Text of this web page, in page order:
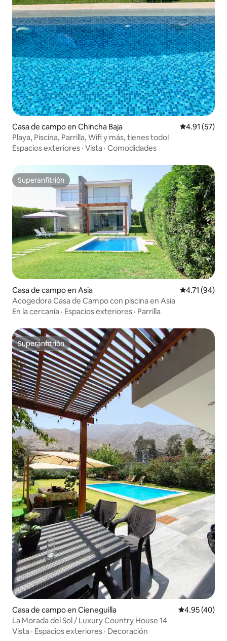
Casa de campo en Chincha Baja Calificación
4.91 (57)
Playa, Piscina, Parrilla, Wifi y más, tienes todo!
Espacios exteriores · Vista · Comodidades
Superanfitrión
Superanfitrión
Casa de campo en Asia Calificación
4.71 (94)
Acogedora Casa de Campo con piscina en Asia
En la cercanía · Espacios exteriores · Parrilla
Superanfitrión
Superanfitrión
Casa de campo en Cieneguilla Calificación
4.95 (40)
La Morada del Sol / Luxury Country House 14
Vista · Espacios exteriores · Decoración